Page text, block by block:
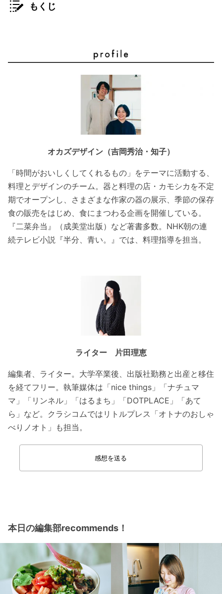
もくじ
オカズデザイン（吉岡秀治・知子）
「時間がおいしくしてくれるもの」をテーマに活動する、
料理とデザインのチーム。器と料理の店・カモシカを不定
期でオープンし、さまざまな作家の器の展示、季節の保存
食の販売をはじめ、食にまつわる企画を開催している。
『二菜弁当』（成美堂出版）など著書多数。NHK朝の連
続テレビ小説『半分、青い。』では、料理指導を担当。
ライター 片田理恵
編集者、ライター。大学卒業後、出版社勤務と出産と移住
を経てフリー。執筆媒体は「nice things」「ナチュマ
マ」「リンネル」「はるまち」「DOTPLACE」「あて
ら」など。クラシコムではリトルプレス「オトナのおしゃ
べりノオト」も担当。
感想を送る
本日の編集部recommends！